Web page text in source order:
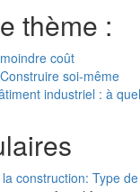
thème :
coût
soi-même
industriel : à
construction: Type